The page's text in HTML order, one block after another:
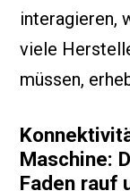
interagieren,
viele
müssen,
Maschine:
Faden rauf